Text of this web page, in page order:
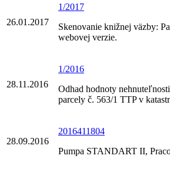
26.01.2017
1/2017
Skenovanie knižnej väzby:
webovej verzie.
28.11.2016
1/2016
Odhad hodnoty
parcely č. 563/1 TTP v
28.09.2016
2016411804
Pumpa STANDART II,